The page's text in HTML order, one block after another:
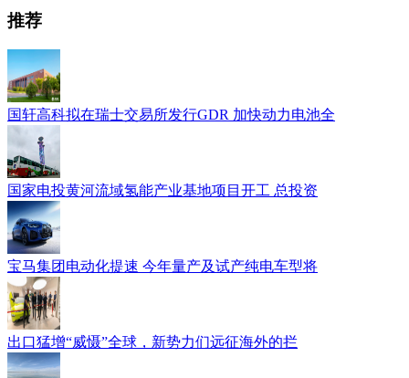
推荐
国轩高科拟在瑞士交易所发行GDR 加快动力电池全
国家电投黄河流域氢能产业基地项目开工 总投资
宝马集团电动化提速 今年量产及试产纯电车型将
出口猛增“威慑”全球，新势力们远征海外的拦